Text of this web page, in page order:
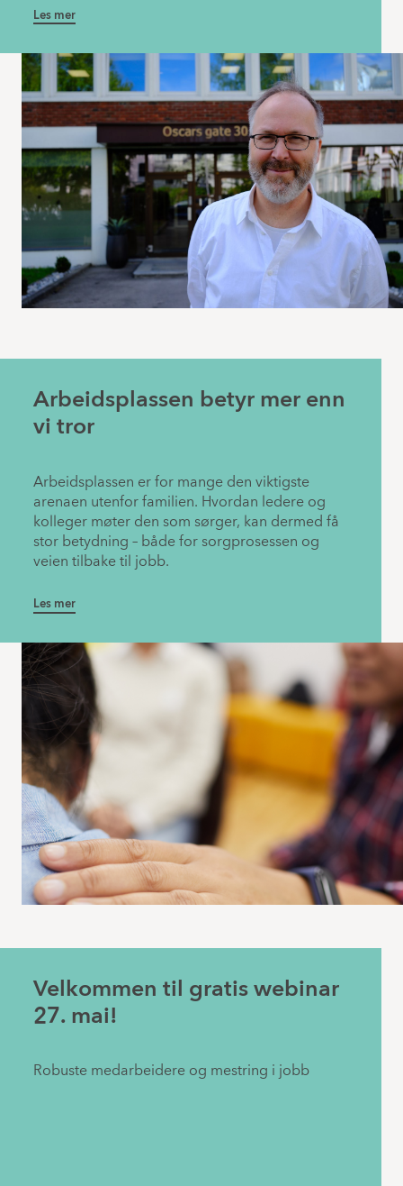
Les mer
Arbeidsplassen betyr mer enn
vi tror
Arbeidsplassen er for mange den viktigste
arenaen utenfor familien. Hvordan ledere og
kolleger møter den som sørger, kan dermed få
stor betydning – både for sorgprosessen og
veien tilbake til jobb.
Les mer
Velkommen til gratis webinar
27. mai!
Robuste medarbeidere og mestring i jobb